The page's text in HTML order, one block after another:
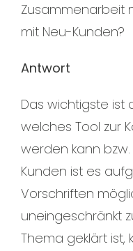
Zusammenarbeit
mit Neu-Kunden?
Antwort
Das wichtigste ist
welches Tool zur
werden kann
Kunden ist es
Vorschriften
uneingeschränkt
Thema geklärt ist,